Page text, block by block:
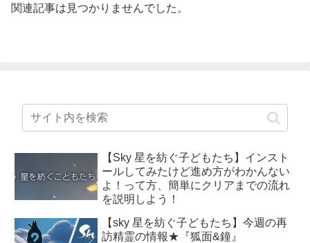
関連記事は見つかりませんでした。
【Sky 星を紡ぐ子どもたち】インスト
ールしてみたけど進め方がわかんない
よ！って方、簡単にクリアまでの流れ
を説明しよう！
【sky 星を紡ぐ子どもたち】今週の再
訪精霊の情報★『狐面&鐘』